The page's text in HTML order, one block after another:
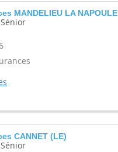
MANDELIEU LA NAPOULE
CANNET (LE)